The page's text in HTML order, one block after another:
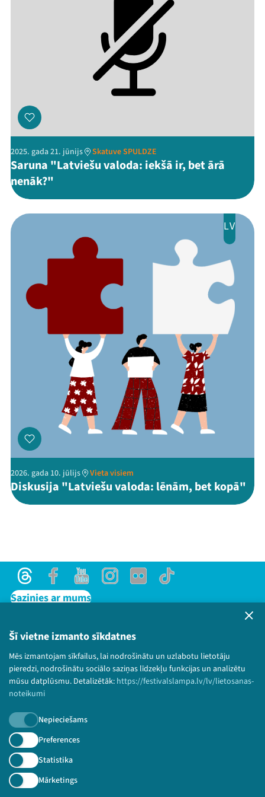
Šī vietne izmanto sīkdatnes
Mēs izmantojam sīkfailus, lai nodrošinātu un uzlabotu lietotāju
pieredzi, nodrošinātu sociālo saziņas līdzekļu funkcijas un analizētu
mūsu datplūsmu. Detalizētāk: https://festivalslampa.lv/lv/lietosanas-
noteikumi
Nepieciešams
Preferences
Statistika
Mārketings
2025. gada 21. jūnijs Skatuve SPULDZE
Saruna "Latviešu valoda: iekšā ir, bet ārā
nenāk?"
LV
2026. gada 10. jūlijs Vieta visiem
Diskusija "Latviešu valoda: lēnām, bet kopā"
ThreadsFacebookYoutubeInstagram
Flick TikTok
Sazinies ar mums
Lietošanas noteikumi un sīkdatņu politika
Bērnu aizsardzības politika
© 2026 Sarunu festivāls LAMPA Visas tiesības
paturētas.
Piesakies jaunumiem!
Nepalaid garām aktuālāko informāciju!